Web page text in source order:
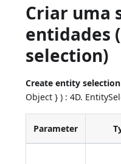
Criar uma
entidades
selection)
Create entity selection
Object } ) : 4D.
Parameter